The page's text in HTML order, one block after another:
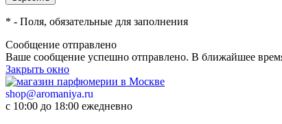
* - Поля, обязательные для заполнения
Сообщение отправлено
Ваше сообщение успешно отправлено. В ближайшее
Закрыть окно
shop@aromaniya.ru
с 10:00 до 18:00 ежедневно